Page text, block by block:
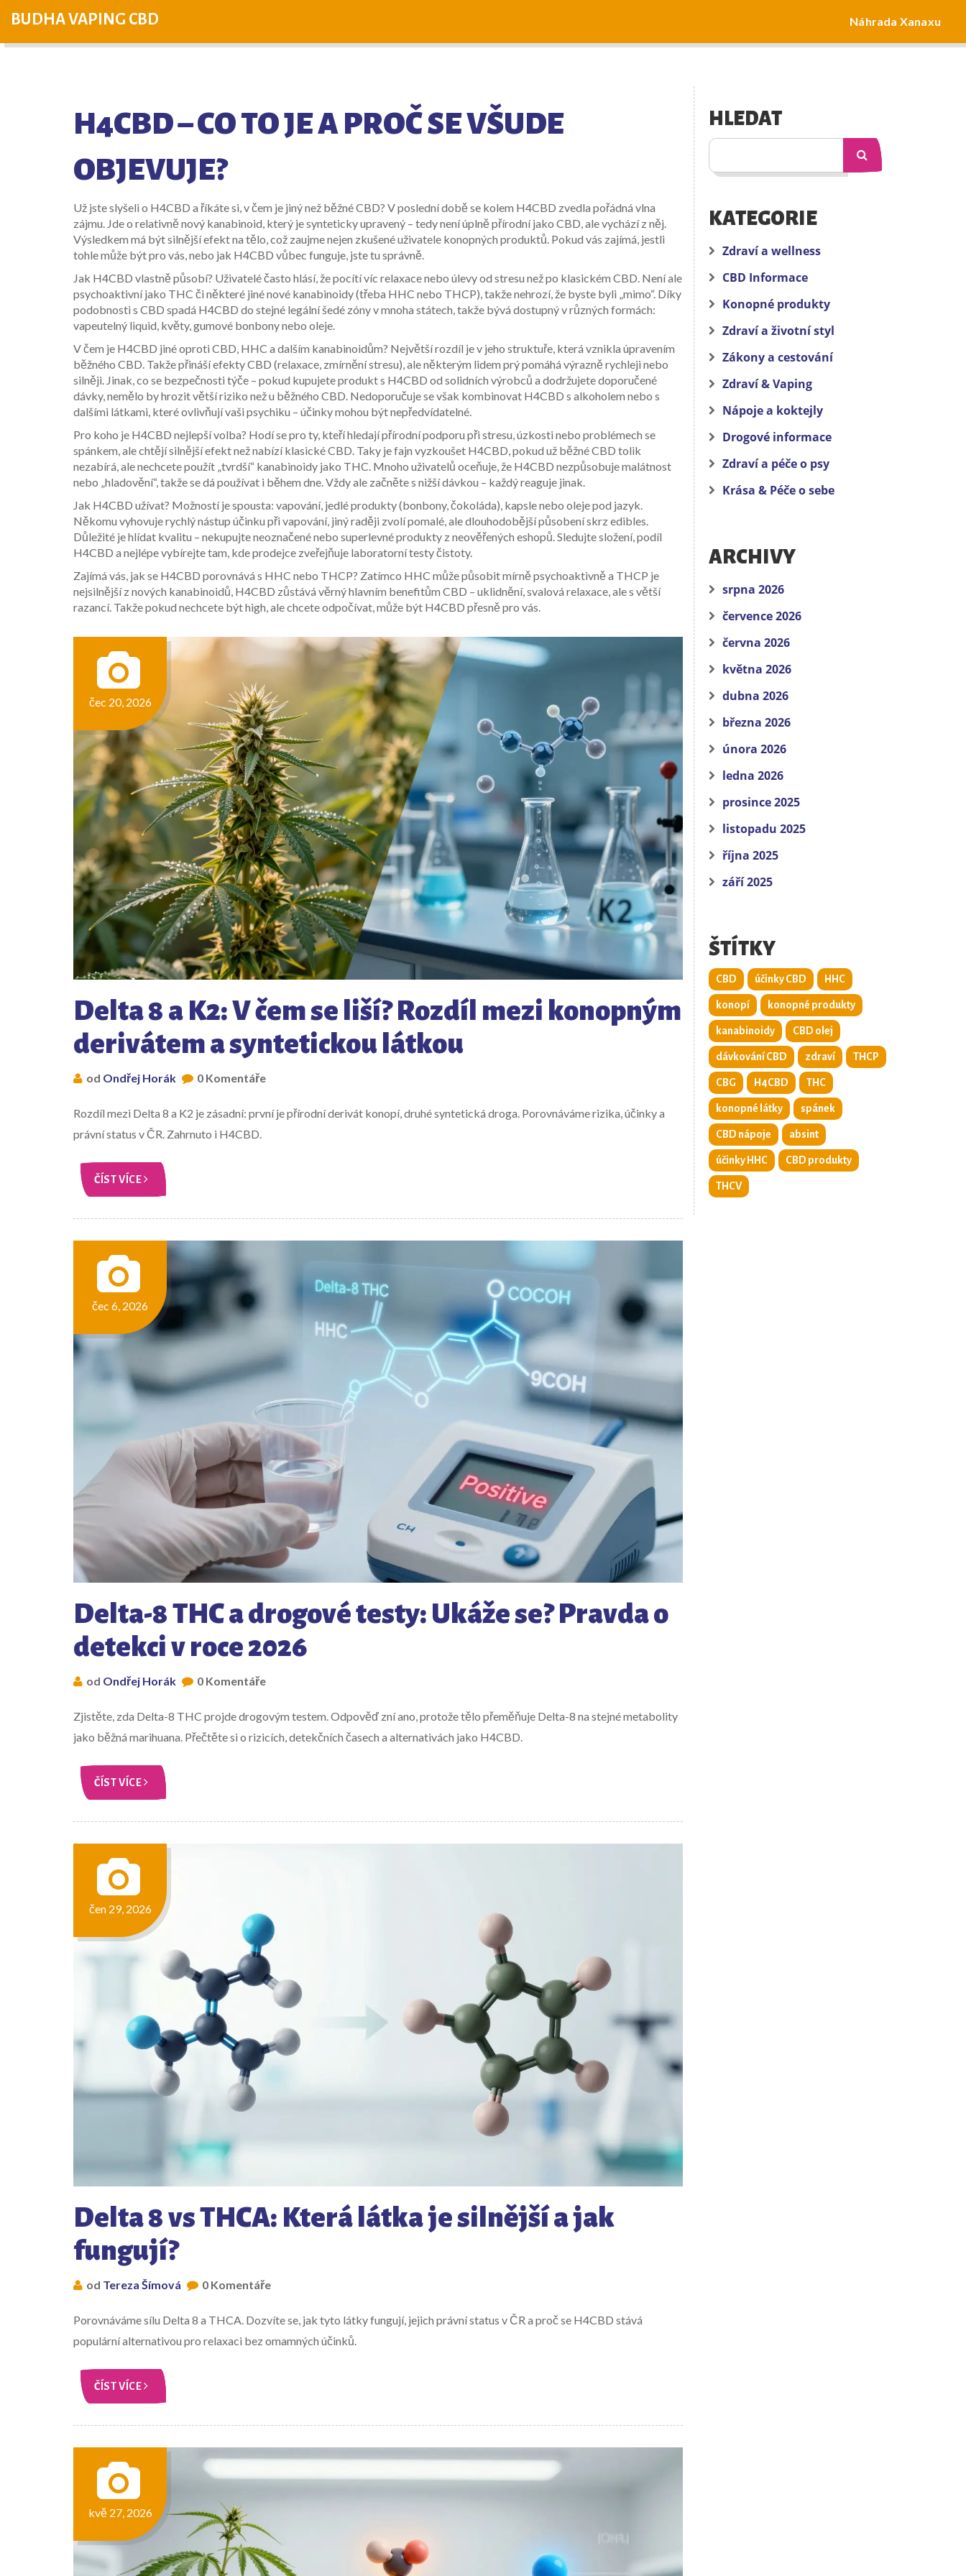
BUDHA VAPING CBD Náhrada Xanaxu
H4CBD – CO TO JE A PROČ SE VŠUDE
OBJEVUJE?
Už jste slyšeli o H4CBD a říkáte si, v čem je jiný než běžné CBD? V poslední době se kolem H4CBD zvedla pořádná vlna
zájmu. Jde o relativně nový kanabinoid, který je synteticky upravený – tedy není úplně přírodní jako CBD, ale vychází z něj.
Výsledkem má být silnější efekt na tělo, což zaujme nejen zkušené uživatele konopných produktů. Pokud vás zajímá, jestli
tohle může být pro vás, nebo jak H4CBD vůbec funguje, jste tu správně.
Jak H4CBD vlastně působí? Uživatelé často hlásí, že pocítí víc relaxace nebo úlevy od stresu než po klasickém CBD. Není ale
psychoaktivní jako THC či některé jiné nové kanabinoidy (třeba HHC nebo THCP), takže nehrozí, že byste byli „mimo“. Díky
podobnosti s CBD spadá H4CBD do stejné legální šedé zóny v mnoha státech, takže bývá dostupný v různých formách:
vapeutelný liquid, květy, gumové bonbony nebo oleje.
V čem je H4CBD jiné oproti CBD, HHC a dalším kanabinoidům? Největší rozdíl je v jeho struktuře, která vznikla úpravením
běžného CBD. Takže přináší efekty CBD (relaxace, zmírnění stresu), ale některým lidem prý pomáhá výrazně rychleji nebo
silněji. Jinak, co se bezpečnosti týče – pokud kupujete produkt s H4CBD od solidních výrobců a dodržujete doporučené
dávky, nemělo by hrozit větší riziko než u běžného CBD. Nedoporučuje se však kombinovat H4CBD s alkoholem nebo s
dalšími látkami, které ovlivňují vaši psychiku – účinky mohou být nepředvídatelné.
Pro koho je H4CBD nejlepší volba? Hodí se pro ty, kteří hledají přírodní podporu při stresu, úzkosti nebo problémech se
spánkem, ale chtějí silnější efekt než nabízí klasické CBD. Taky je fajn vyzkoušet H4CBD, pokud už běžné CBD tolik
nezabírá, ale nechcete použít „tvrdší“ kanabinoidy jako THC. Mnoho uživatelů oceňuje, že H4CBD nezpůsobuje malátnost
nebo „hladovění“, takže se dá používat i během dne. Vždy ale začněte s nižší dávkou – každý reaguje jinak.
Jak H4CBD užívat? Možností je spousta: vapování, jedlé produkty (bonbony, čokoláda), kapsle nebo oleje pod jazyk.
Někomu vyhovuje rychlý nástup účinku při vapování, jiný raději zvolí pomalé, ale dlouhodobější působení skrz edibles.
Důležité je hlídat kvalitu – nekupujte neoznačené nebo superlevné produkty z neověřených eshopů. Sledujte složení, podíl
H4CBD a nejlépe vybírejte tam, kde prodejce zveřejňuje laboratorní testy čistoty.
Zajímá vás, jak se H4CBD porovnává s HHC nebo THCP? Zatímco HHC může působit mírně psychoaktivně a THCP je
nejsilnější z nových kanabinoidů, H4CBD zůstává věrný hlavním benefitům CBD – uklidnění, svalová relaxace, ale s větší
razancí. Takže pokud nechcete být high, ale chcete odpočívat, může být H4CBD přesně pro vás.
čec 20, 2026
Delta 8 a K2: V čem se liší? Rozdíl mezi konopným
derivátem a syntetickou látkou
od Ondřej Horák 0 Komentáře
Rozdíl mezi Delta 8 a K2 je zásadní: první je přírodní derivát konopí, druhé syntetická droga. Porovnáváme rizika, účinky a
právní status v ČR. Zahrnuto i H4CBD.
ČÍST VÍCE
čec 6, 2026
Delta-8 THC a drogové testy: Ukáže se? Pravda o
detekci v roce 2026
od Ondřej Horák 0 Komentáře
Zjistěte, zda Delta-8 THC projde drogovým testem. Odpověď zní ano, protože tělo přeměňuje Delta-8 na stejné metabolity
jako běžná marihuana. Přečtěte si o rizicích, detekčních časech a alternativách jako H4CBD.
ČÍST VÍCE
čen 29, 2026
Delta 8 vs THCA: Která látka je silnější a jak
fungují?
od Tereza Šímová 0 Komentáře
Porovnáváme sílu Delta 8 a THCA. Dozvíte se, jak tyto látky fungují, jejich právní status v ČR a proč se H4CBD stává
populární alternativou pro relaxaci bez omamných účinků.
ČÍST VÍCE
kvě 27, 2026
HLEDAT
KATEGORIE
Zdraví a wellness
CBD Informace
Konopné produkty
Zdraví a životní styl
Zákony a cestování
Zdraví & Vaping
Nápoje a koktejly
Drogové informace
Zdraví a péče o psy
Krása & Péče o sebe
ARCHIVY
srpna 2026
července 2026
června 2026
května 2026
dubna 2026
března 2026
února 2026
ledna 2026
prosince 2025
listopadu 2025
října 2025
září 2025
ŠTÍTKY
CBD účinky CBD HHC
konopí konopné produkty
kanabinoidy CBD olej
dávkování CBD zdraví THCP
CBG H4CBD THC
konopné látky spánek
CBD nápoje absint
účinky HHC CBD produkty
THCV